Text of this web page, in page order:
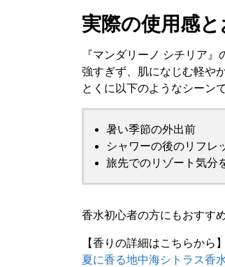
実際の使用感
『マンダリーノ シチリア』
強すぎず、肌になじむ軽や
とくに以下のようなシーン
暑い季節の外出前
シャワーの後のリフレ
旅先でのリゾート気分
香水初心者の方にもおすす
【香りの詳細はこちらから】
夏に香る地中海シトラス香